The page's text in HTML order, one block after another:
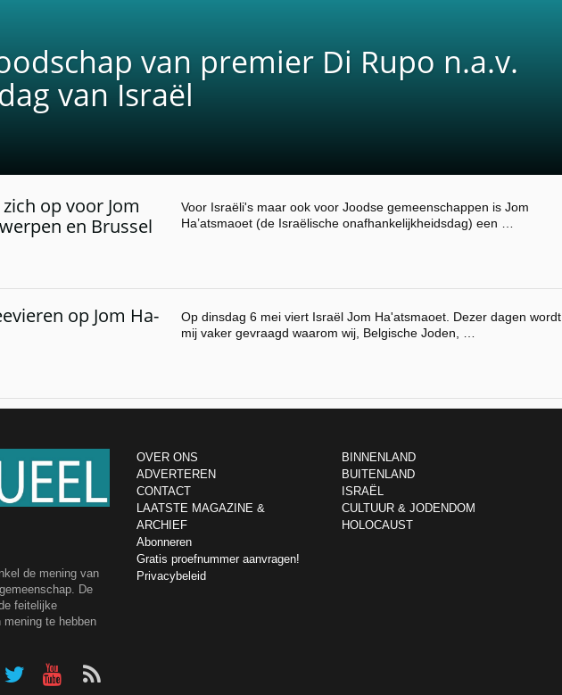
van premier Di Rupo n.a.v.
van Israël
op voor Jom
en Brussel
Voor Israëli's maar ook voor Joodse gemeenschappen is Jom
Ha’atsmaoet (de Israëlische onafhankelijkheidsdag) een …
op Jom Ha-
Op dinsdag 6 mei viert Israël Jom Ha'atsmaoet. Dezer dagen wordt
mij vaker gevraagd waarom wij, Belgische Joden, …
de mening van
De
feitelijke
te hebben
OVER ONS
ADVERTEREN
CONTACT
LAATSTE MAGAZINE &
ARCHIEF
Abonneren
Gratis proefnummer aanvragen!
Privacybeleid
BINNENLAND
BUITENLAND
ISRAËL
CULTUUR & JODENDOM
HOLOCAUST